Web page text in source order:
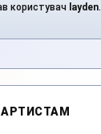
користувач layden.
АРТИСТАМ